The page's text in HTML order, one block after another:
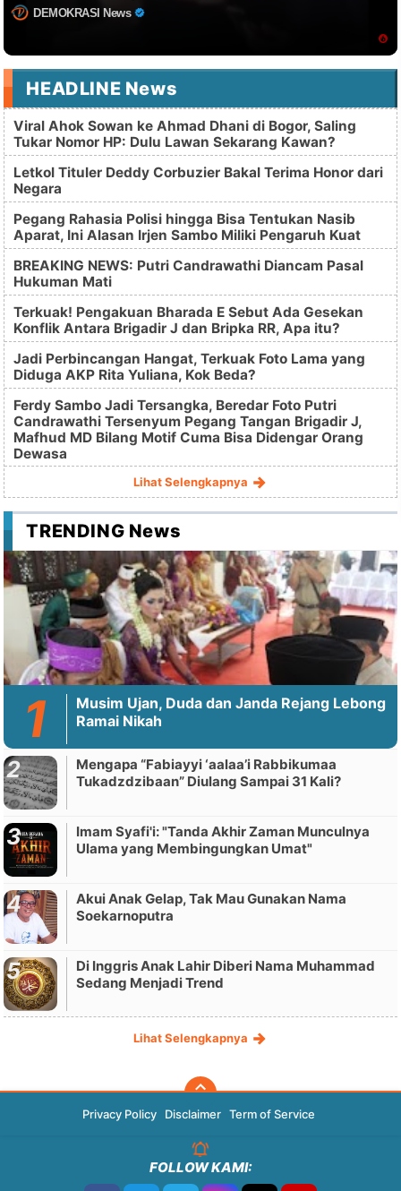
DEMOKRASI News
HEADLINE News
Viral Ahok Sowan ke Ahmad Dhani di Bogor, Saling
Tukar Nomor HP: Dulu Lawan Sekarang Kawan?
Letkol Tituler Deddy Corbuzier Bakal Terima Honor dari
Negara
Pegang Rahasia Polisi hingga Bisa Tentukan Nasib
Aparat, Ini Alasan Irjen Sambo Miliki Pengaruh Kuat
BREAKING NEWS: Putri Candrawathi Diancam Pasal
Hukuman Mati
Terkuak! Pengakuan Bharada E Sebut Ada Gesekan
Konflik Antara Brigadir J dan Bripka RR, Apa itu?
Jadi Perbincangan Hangat, Terkuak Foto Lama yang
Diduga AKP Rita Yuliana, Kok Beda?
Ferdy Sambo Jadi Tersangka, Beredar Foto Putri
Candrawathi Tersenyum Pegang Tangan Brigadir J,
Mafhud MD Bilang Motif Cuma Bisa Didengar Orang
Dewasa
Lihat Selengkapnya
TRENDING News
Musim Ujan, Duda dan Janda Rejang Lebong
Ramai Nikah
Mengapa “Fabiayyi ‘aalaa’i Rabbikumaa
Tukadzdzibaan” Diulang Sampai 31 Kali?
Imam Syafi'i: "Tanda Akhir Zaman Munculnya
Ulama yang Membingungkan Umat"
Akui Anak Gelap, Tak Mau Gunakan Nama
Soekarnoputra
Di Inggris Anak Lahir Diberi Nama Muhammad
Sedang Menjadi Trend
Lihat Selengkapnya
Privacy Policy Disclaimer Term of Service
FOLLOW KAMI: